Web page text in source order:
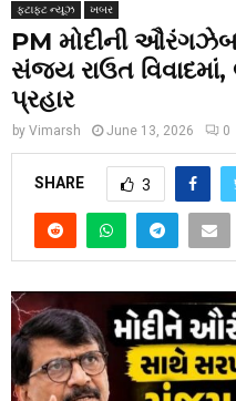
ફટાફટ ન્યૂઝ ખબર
PM મોદીની
સંજય રાઉત
પ્રહાર
by Vimarsh June 13, 2026 0
SHARE 3